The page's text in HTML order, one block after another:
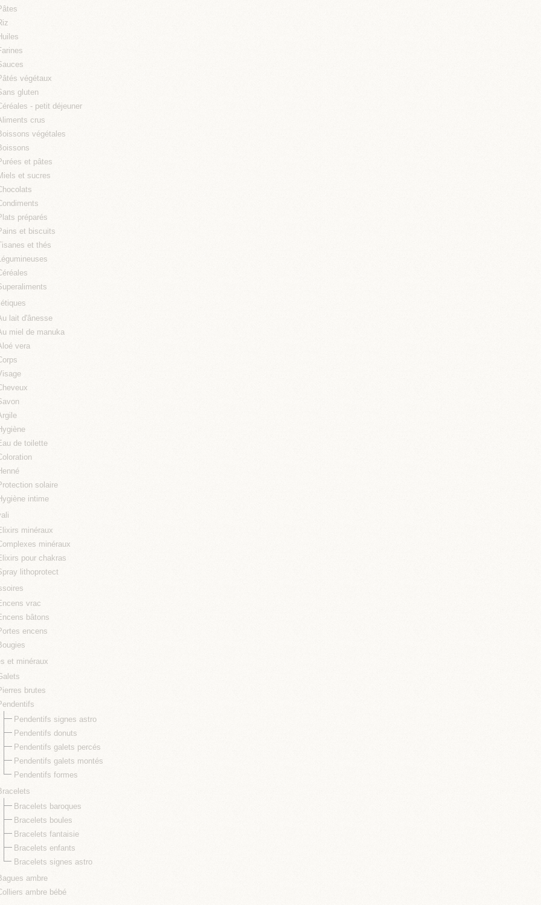
végétaux
gluten
- petit déjeuner
crus
végétales
et pâtes
et sucres
préparés
et biscuits
et thés
lait d'ânesse
miel de manuka
vera
de toilette
solaire
intime
minéraux
minéraux
pour chakras
lithoprotect
vrac
bâtons
encens
et minéraux
brutes
Pendentifs signes astro
Pendentifs donuts
Pendentifs galets percés
Pendentifs galets montés
Pendentifs formes
Bracelets baroques
Bracelets boules
Bracelets fantaisie
Bracelets enfants
Bracelets signes astro
ambre
ambre bébé